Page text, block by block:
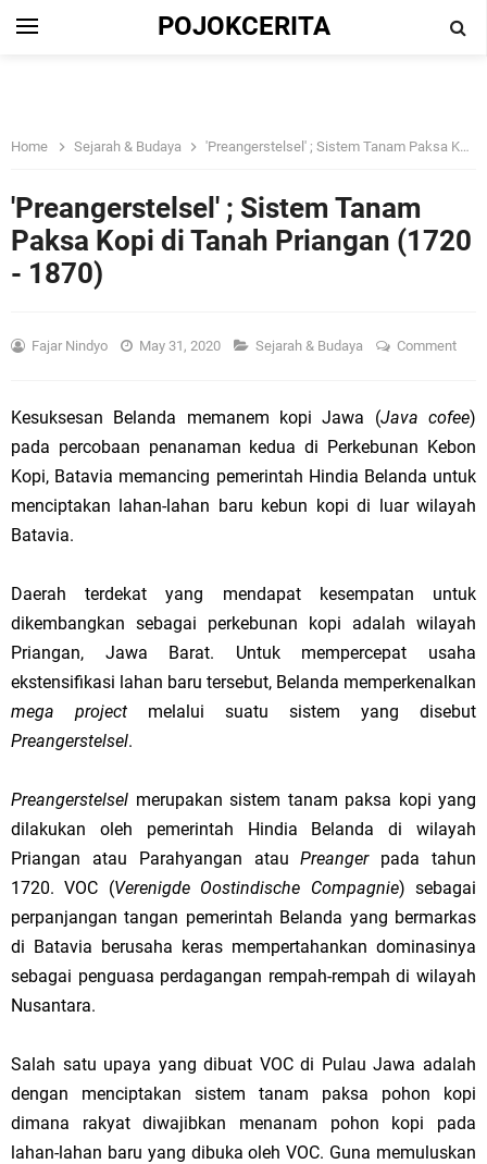
POJOKCERITA
Home Sejarah & Budaya 'Preangerstelsel' ; Sistem Tanam Paksa Kopi di Tanah Priangan (1720 - 1870)
'Preangerstelsel' ; Sistem Tanam
Paksa Kopi di Tanah Priangan (1720
- 1870)
Fajar Nindyo May 31, 2020 Sejarah & Budaya Comment
Kesuksesan Belanda memanem kopi Jawa (Java cofee)
pada percobaan penanaman kedua di Perkebunan Kebon
Kopi, Batavia memancing pemerintah Hindia Belanda untuk
menciptakan lahan-lahan baru kebun kopi di luar wilayah
Batavia.
Daerah terdekat yang mendapat kesempatan untuk
dikembangkan sebagai perkebunan kopi adalah wilayah
Priangan, Jawa Barat. Untuk mempercepat usaha
ekstensifikasi lahan baru tersebut, Belanda memperkenalkan
mega project melalui suatu sistem yang disebut
Preangerstelsel.
Preangerstelsel merupakan sistem tanam paksa kopi yang
dilakukan oleh pemerintah Hindia Belanda di wilayah
Priangan atau Parahyangan atauPreangerpada tahun
1720. VOC (Verenigde Oostindische Compagnie) sebagai
perpanjangan tangan pemerintah Belanda yang bermarkas
di Batavia berusaha keras mempertahankan dominasinya
sebagai penguasa perdagangan rempah-rempah di wilayah
Nusantara.
Salah satu upaya yang dibuat VOC di Pulau Jawa adalah
dengan menciptakan sistem tanam paksa pohon kopi
dimana rakyat diwajibkan menanam pohon kopi pada
lahan-lahan baru yang dibuka oleh VOC. Guna memuluskan